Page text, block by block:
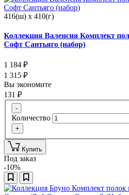
416(ш) x 410(г)
Коллекция Валенсия Комплект
Софт Сантьяго (набор)
1 184 ₽
1 315 ₽
Вы экономите
131 ₽
-
Количество
+
Купить
Под заказ
-10%